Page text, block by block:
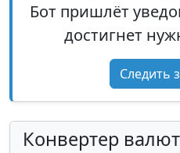
Бот пришлёт
достигнет
Следить
Конвертер валют